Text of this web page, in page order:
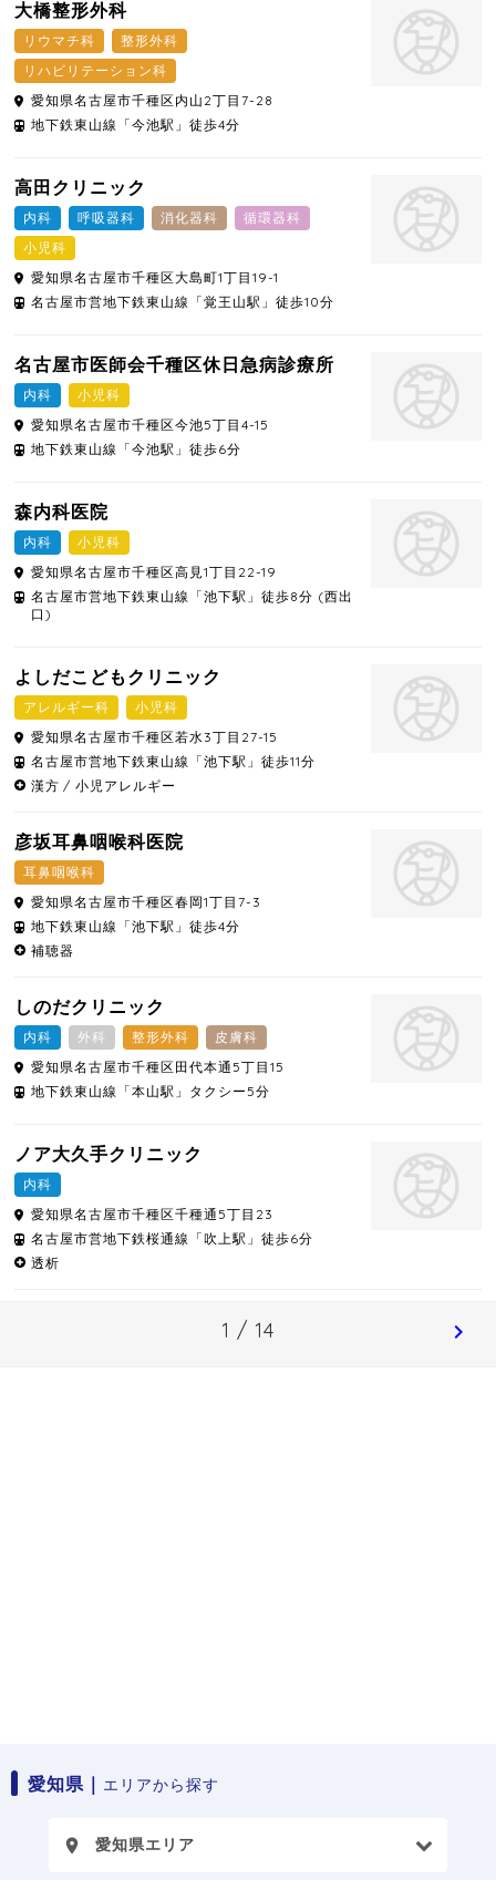
大橋整形外科
リウマチ科
整形外科
リハビリテーション科
愛知県名古屋市千種区内山2丁目7-28
地下鉄東山線「今池駅」徒歩4分
高田クリニック
内科 呼吸器科 消化器科
循環器科
小児科
愛知県名古屋市千種区大島町1丁目19-1
名古屋市営地下鉄東山線「覚王山駅」徒歩10分
名古屋市医師会千種区休日急病診療所
内科
小児科
愛知県名古屋市千種区今池5丁目4-15
地下鉄東山線「今池駅」徒歩6分
森内科医院
内科
小児科
愛知県名古屋市千種区高見1丁目22-19
名古屋市営地下鉄東山線「池下駅」徒歩8分 (西出
口)
よしだこどもクリニック
アレルギー科
小児科
愛知県名古屋市千種区若水3丁目27-15
名古屋市営地下鉄東山線「池下駅」徒歩11分
漢方
小児アレルギー
彦坂耳鼻咽喉科医院
耳鼻咽喉科
愛知県名古屋市千種区春岡1丁目7-3
地下鉄東山線「池下駅」徒歩4分
補聴器
しのだクリニック
内科 外科 整形外科
皮膚科
愛知県名古屋市千種区田代本通5丁目15
地下鉄東山線「本山駅」タクシー5分
ノア大久手クリニック
内科
愛知県名古屋市千種区千種通5丁目23
名古屋市営地下鉄桜通線「吹上駅」徒歩6分
透析
1 / 14 chevron_right
愛知県｜ エリアから探す
place 愛知県エリア